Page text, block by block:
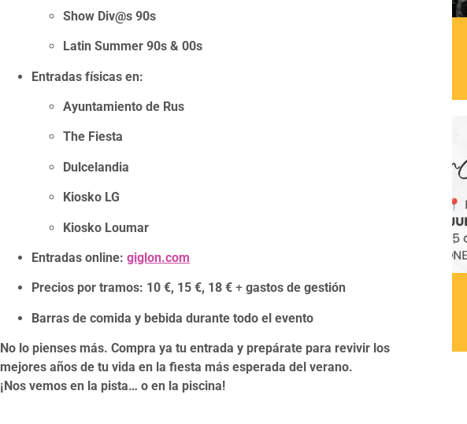
Show Div@s 90s
Latin Summer 90s & 00s
Entradas físicas en:
Ayuntamiento de Rus
The Fiesta
Dulcelandia
Kiosko LG
Kiosko Loumar
Entradas online: giglon.com
Precios por tramos: 10 €, 15 €, 18 € +gastos de gestión
Barras de comida y bebida durante todo el evento
No lo pienses más. Compra ya tu entrada y prepárate para revivir los
mejores años de tu vida en la fiesta más esperada del verano.
¡Nos vemos en la pista… o en la piscina!